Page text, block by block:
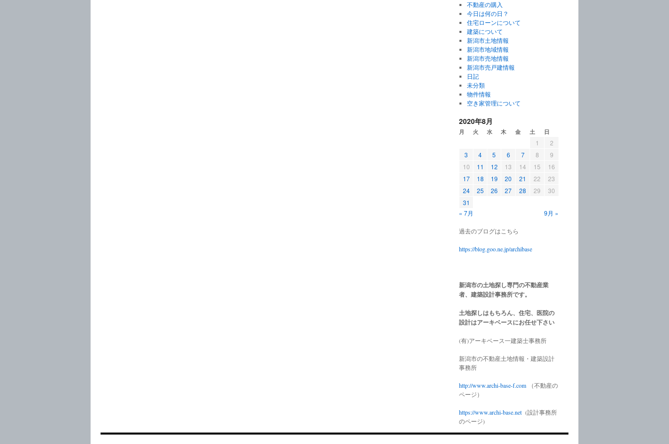
不動産の購入
今日は何の日？
住宅ローンについて
建築について
新潟市土地情報
新潟市地域情報
新潟市売地情報
新潟市売戸建情報
日記
未分類
物件情報
空き家管理について
2020年8月
月 火 水 木 金 土 日
« 7月 9月 »
1
2
3
4 5 6 7 8
9
10
11 12 13 14 15
16
17
18 19 20 21 22
23
24
25 26 27 28 29
30
31
過去のブログはこちら
https://blog.goo.ne.jp/archibase
新潟市の土地探し専門の不動産業
者、建築設計事務所です。
土地探しはもちろん、住宅、医院の
設計はアーキベースにお任せ下さい
(有)アーキベース一建築士事務所
新潟市の不動産土地情報・建築設計
事務所
http://www.archi-base-f.com
（不動産の
ページ）
https://www.archi-base.net (設計事務所
のページ)